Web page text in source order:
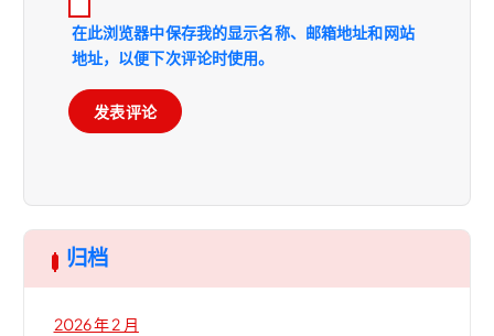
在此浏览器中保存我的显示名称、邮箱地址和网站
地址，以便下次评论时使用。
归档
2026 年 2 月